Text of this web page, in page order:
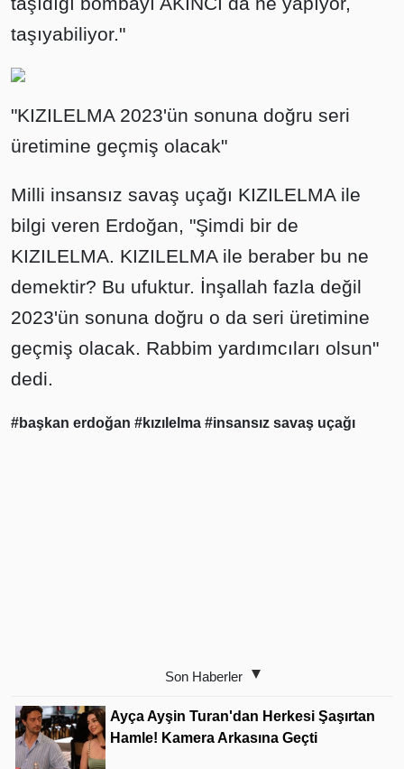
taşıyabiliyor."
"KIZILELMA 2023'ün sonuna doğru seri
üretimine geçmiş olacak"
Milli insansız savaş uçağı KIZILELMA ile
bilgi veren Erdoğan, "Şimdi bir de
KIZILELMA. KIZILELMA ile beraber bu ne
demektir? Bu ufuktur. İnşallah fazla değil
2023'ün sonuna doğru o da seri üretimine
geçmiş olacak. Rabbim yardımcıları olsun"
dedi.
#başkan erdoğan #kızılelma #insansız savaş uçağı
Son Haberler
Ayça Ayşin Turan'dan Herkesi Şaşırtan
Hamle! Kamera Arkasına Geçti